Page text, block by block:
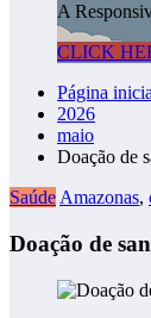
A
CLICK
Página
2026
maio
Doação de
Saúde Amazonas,
Doação de